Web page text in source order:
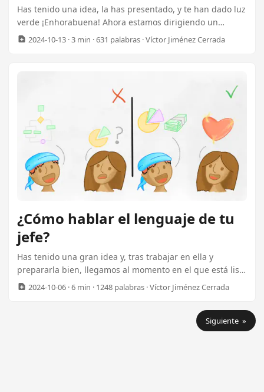
Has tenido una idea, la has presentado, y te han dado luz
verde ¡Enhorabuena! Ahora estamos dirigiendo un
proyecto. 🎉 Hay mucho que hacer, pero no te agobies.
bibliografía en torno a cómo gestionar un proyecto, por lo
que en este artículo en vez de repetir lo de siempre he
querido resaltar algunos consejos que no he visto
mencionados muy a menudo, o que de verdad han
marcado la diferencia en mi experiencia. ...
2024-10-13 · 3 min · 631 palabras · Víctor Jiménez Cerrada
¿Cómo hablar el lenguaje de tu
jefe?
Has tenido una gran idea y, tras trabajar en ella y
prepararla bien, llegamos al momento en el que está lista
para debutar. ¡Por fin! Aunque parezca antiintuitivo, en
esta fase lo importante no es convencer a los demás de
que tu idea es la mejor. Lo importante es comunicar tres
cosas: Que has encontrado un problema, o una
oportunidad. Que has adelantado trabajo considerando
2024-10-06 · 6 min · 1248 palabras · Víctor Jiménez Cerrada
Siguiente »